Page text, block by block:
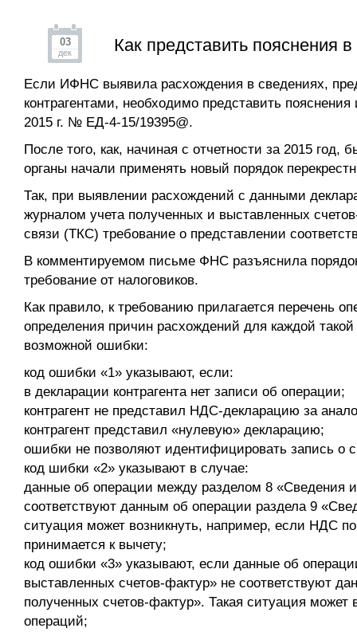
03
дек Как представить
Если ИФНС выявила расхождения в сведениях,
контрагентами, необходимо представить
2015 г. № ЕД-4-15/19395@.
После того, как, начиная с отчетности за 2015
органы начали применять новый порядок
Так, при выявлении расхождений с данными
журналом учета полученных и выставленных
связи (ТКС) требование о представлении
В комментируемом письме ФНС разъяснила
требование от налоговиков.
Как правило, к требованию прилагается перечень
определения причин расхождений для каждой
возможной ошибки:
код ошибки «1» указывают, если:
в декларации контрагента нет записи об операции;
контрагент не представил НДС-декларацию за
контрагент представил «нулевую» декларацию;
ошибки не позволяют идентифицировать запись о
код шибки «2» указывают в случае:
данные об операции между разделом 8 «Сведения
соответствуют данным об операции раздела 9
ситуация может возникнуть, например, если НДС
принимается к вычету;
код ошибки «3» указывают, если данные об
выставленных счетов-фактур» не соответствуют
полученных счетов-фактур». Такая ситуация
операций;